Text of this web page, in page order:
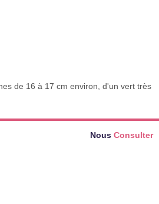
de 16 à 17 cm environ, d'un vert très
Nous Consulter